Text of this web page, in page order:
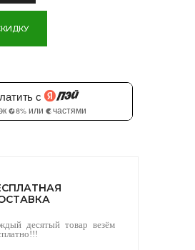
десятый товар везём